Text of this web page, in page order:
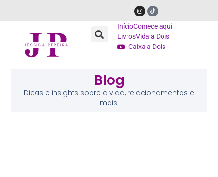
InícioComece aqui
LivrosVida a Dois
Caixa a Dois
Blog
Dicas e insights sobre a vida, relacionamentos e
mais.